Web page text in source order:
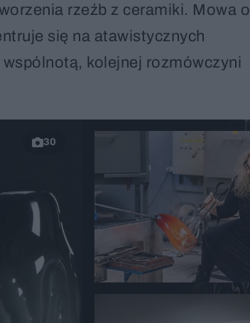
rzeźb z ceramiki. Mowa o
się na atawistycznych
wspólnotą, kolejnej rozmówczyni
30